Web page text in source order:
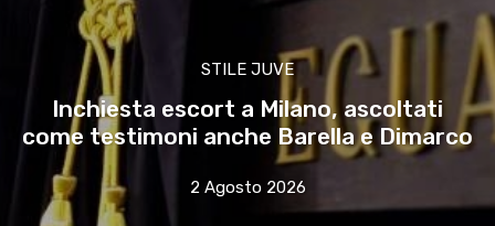
STILE JUVE
Inchiesta escort a Milano, ascoltati
come testimoni anche Barella e Dimarco
2 Agosto 2026